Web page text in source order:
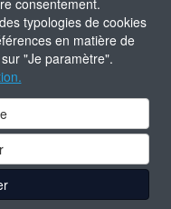
consentement.
typologies de cookies
en matière de
"Je paramètre".